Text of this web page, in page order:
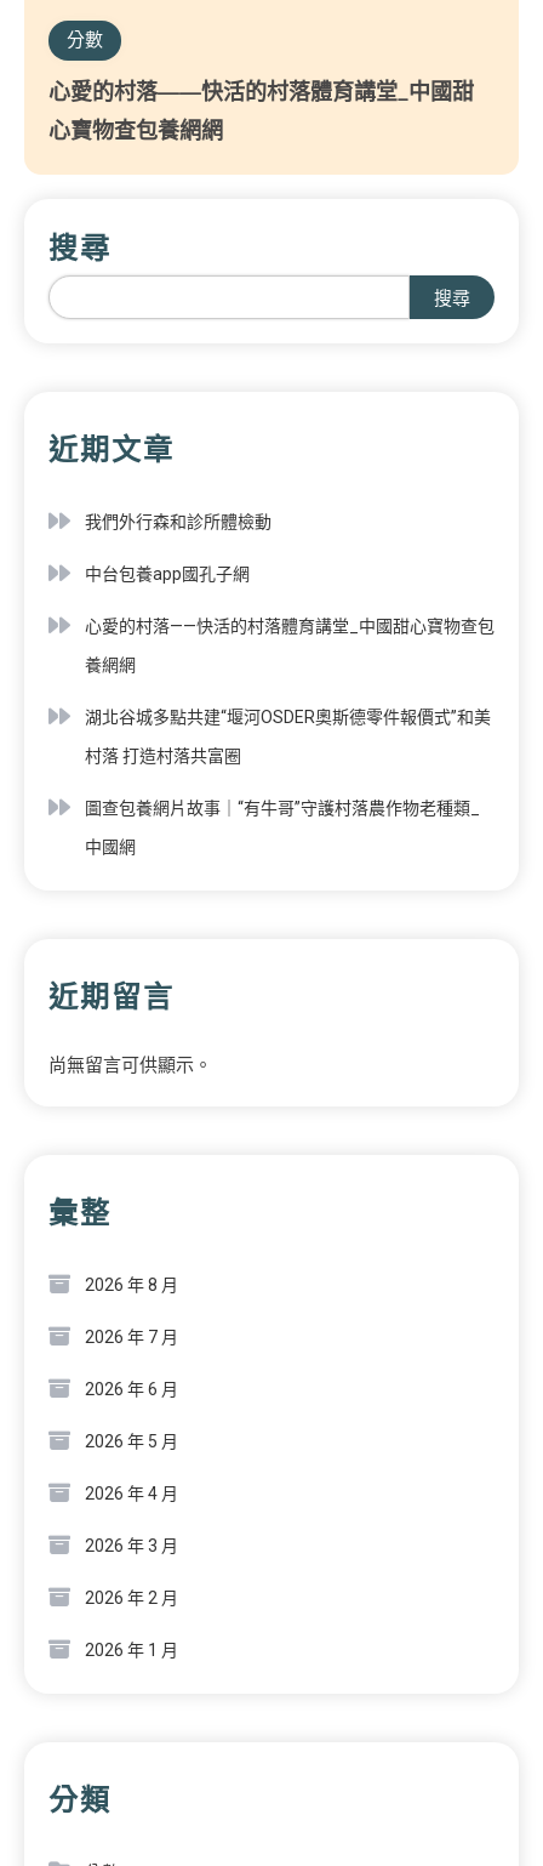
分數
心愛的村落——快活的村落體育講堂_中國甜
心寶物查包養網網
搜尋
搜尋
近期文章
我們外行森和診所體檢動
中台包養app國孔子網
心愛的村落——快活的村落體育講堂_中國甜心寶物查包
養網網
湖北谷城多點共建“堰河OSDER奧斯德零件報價式”和美
村落 打造村落共富圈
圖查包養網片故事｜“有牛哥”守護村落農作物老種類_
中國網
近期留言
尚無留言可供顯示。
彙整
2026 年 8 月
2026 年 7 月
2026 年 6 月
2026 年 5 月
2026 年 4 月
2026 年 3 月
2026 年 2 月
2026 年 1 月
分類